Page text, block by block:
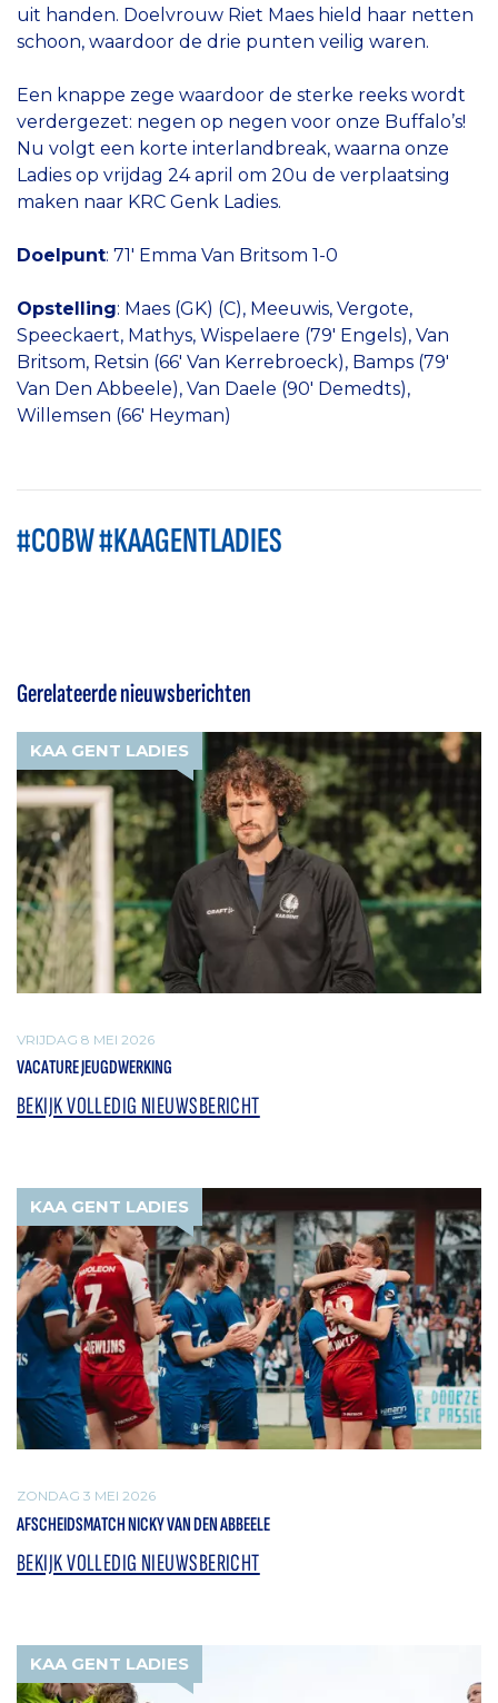
uit handen. Doelvrouw Riet Maes hield haar netten
schoon, waardoor de drie punten veilig waren.
Een knappe zege waardoor de sterke reeks wordt
verdergezet: negen op negen voor onze Buffalo’s!
Nu volgt een korte interlandbreak, waarna onze
Ladies op vrijdag 24 april om 20u de verplaatsing
maken naar KRC Genk Ladies.
Doelpunt: 71' Emma Van Britsom 1-0
Opstelling: Maes (GK) (C), Meeuwis, Vergote,
Speeckaert, Mathys, Wispelaere (79' Engels), Van
Britsom, Retsin (66' Van Kerrebroeck), Bamps (79'
Van Den Abbeele), Van Daele (90' Demedts),
Willemsen (66' Heyman)
#COBW #KAAGENTLADIES
Gerelateerde nieuwsberichten
KAA GENT LADIES
VRIJDAG 8 MEI 2026
VACATURE JEUGDWERKING
BEKIJK VOLLEDIG NIEUWSBERICHT
KAA GENT LADIES
ZONDAG 3 MEI 2026
AFSCHEIDSMATCH NICKY VAN DEN ABBEELE
BEKIJK VOLLEDIG NIEUWSBERICHT
KAA GENT LADIES